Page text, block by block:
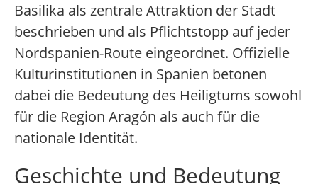
Basilika als zentrale Attraktion der Stadt
beschrieben und als Pflichtstopp auf jeder
Nordspanien-Route eingeordnet. Offizielle
Kulturinstitutionen in Spanien betonen
dabei die Bedeutung des Heiligtums sowohl
für die Region Aragón als auch für die
nationale Identität.
Geschichte und Bedeutung